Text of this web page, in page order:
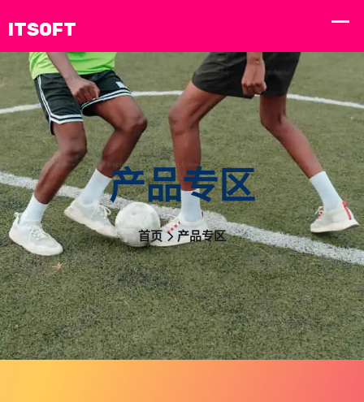
产品专区
首页 产品专区